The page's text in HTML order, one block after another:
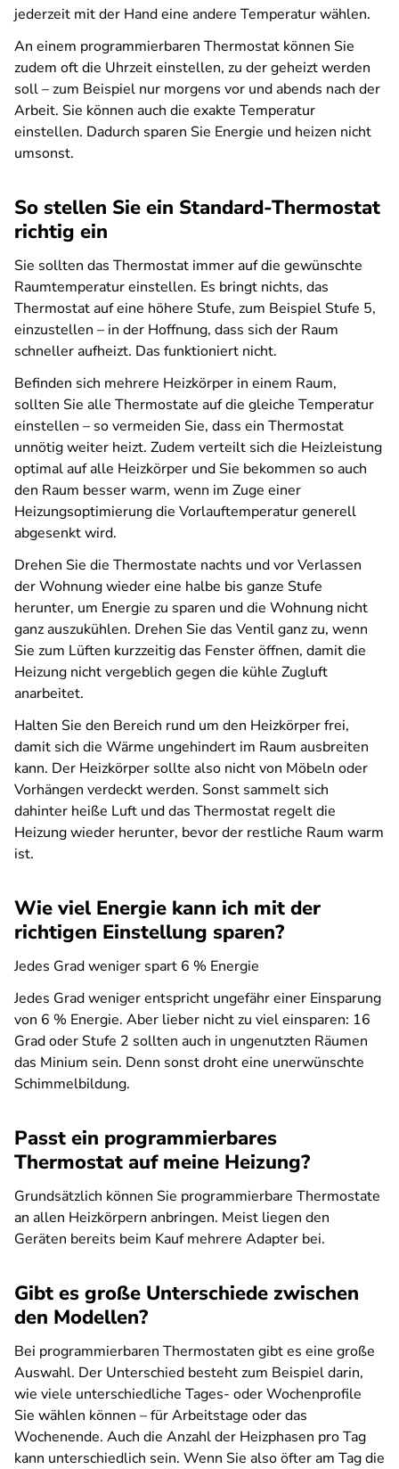
jederzeit mit der Hand eine andere Temperatur wählen.
An einem programmierbaren Thermostat können Sie
zudem oft die Uhrzeit einstellen, zu der geheizt werden
soll – zum Beispiel nur morgens vor und abends nach der
Arbeit. Sie können auch die exakte Temperatur
einstellen. Dadurch sparen Sie Energie und heizen nicht
umsonst.
So stellen Sie ein Standard-Thermostat
richtig ein
Sie sollten das Thermostat immer auf die gewünschte
Raumtemperatur einstellen. Es bringt nichts, das
Thermostat auf eine höhere Stufe, zum Beispiel Stufe 5,
einzustellen – in der Hoffnung, dass sich der Raum
schneller aufheizt. Das funktioniert nicht.
Befinden sich mehrere Heizkörper in einem Raum,
sollten Sie alle Thermostate auf die gleiche Temperatur
einstellen – so vermeiden Sie, dass ein Thermostat
unnötig weiter heizt. Zudem verteilt sich die Heizleistung
optimal auf alle Heizkörper und Sie bekommen so auch
den Raum besser warm, wenn im Zuge einer
Heizungsoptimierung die Vorlauftemperatur generell
abgesenkt wird.
Drehen Sie die Thermostate nachts und vor Verlassen
der Wohnung wieder eine halbe bis ganze Stufe
herunter, um Energie zu sparen und die Wohnung nicht
ganz auszukühlen. Drehen Sie das Ventil ganz zu, wenn
Sie zum Lüften kurzzeitig das Fenster öffnen, damit die
Heizung nicht vergeblich gegen die kühle Zugluft
anarbeitet.
Halten Sie den Bereich rund um den Heizkörper frei,
damit sich die Wärme ungehindert im Raum ausbreiten
kann. Der Heizkörper sollte also nicht von Möbeln oder
Vorhängen verdeckt werden. Sonst sammelt sich
dahinter heiße Luft und das Thermostat regelt die
Heizung wieder herunter, bevor der restliche Raum warm
ist.
Wie viel Energie kann ich mit der
richtigen Einstellung sparen?
Jedes Grad weniger spart 6 % Energie
Jedes Grad weniger entspricht ungefähr einer Einsparung
von 6 % Energie. Aber lieber nicht zu viel einsparen: 16
Grad oder Stufe 2 sollten auch in ungenutzten Räumen
das Minium sein. Denn sonst droht eine unerwünschte
Schimmelbildung.
Passt ein programmierbares
Thermostat auf meine Heizung?
Grundsätzlich können Sie programmierbare Thermostate
an allen Heizkörpern anbringen. Meist liegen den
Geräten bereits beim Kauf mehrere Adapter bei.
Gibt es große Unterschiede zwischen
den Modellen?
Bei programmierbaren Thermostaten gibt es eine große
Auswahl. Der Unterschied besteht zum Beispiel darin,
wie viele unterschiedliche Tages- oder Wochenprofile
Sie wählen können – für Arbeitstage oder das
Wochenende. Auch die Anzahl der Heizphasen pro Tag
kann unterschiedlich sein. Wenn Sie also öfter am Tag die